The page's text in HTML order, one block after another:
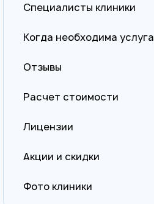
Специалисты клиники
Когда необходима услуга
Отзывы
Расчет стоимости
Лицензии
Акции и скидки
Фото клиники